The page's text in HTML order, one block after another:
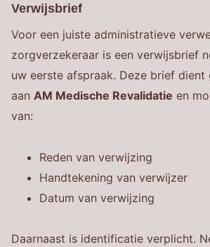
Verwijsbrief
Voor een juiste administratieve
zorgverzekeraar is een verwijsbrief
uw eerste afspraak. Deze brief
aan AM Medische Revalidatie en
van:
Reden van verwijzing
Handtekening van verwijzer
Datum van verwijzing
Daarnaast is identificatie verplicht.